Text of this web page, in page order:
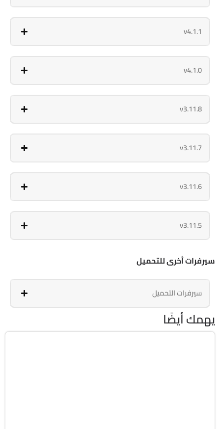
v4.1.1
v4.1.0
v3.11.8
v3.11.7
v3.11.6
v3.11.5
سيرفرات أخرى للتحميل
سيرفرات التحميل
يهمك أيضًا